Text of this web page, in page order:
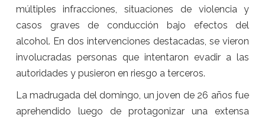
múltiples infracciones, situaciones de violencia y
casos graves de conducción bajo efectos del
alcohol. En dos intervenciones destacadas, se vieron
involucradas personas que intentaron evadir a las
autoridades y pusieron en riesgo a terceros.
La madrugada del domingo, un joven de 26 años fue
aprehendido luego de protagonizar una extensa